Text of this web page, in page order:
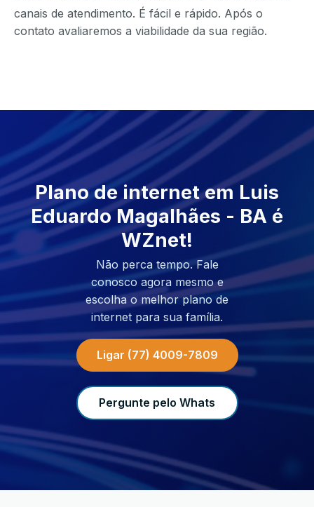
canais de atendimento. É fácil e rápido. Após o
contato avaliaremos a viabilidade da sua região.
Plano de internet em Luis
Eduardo Magalhães - BA é
WZnet!
Não perca tempo. Fale
conosco agora mesmo e
escolha o melhor plano de
internet para sua família.
Ligar (77) 4009-7809
Pergunte pelo Whats